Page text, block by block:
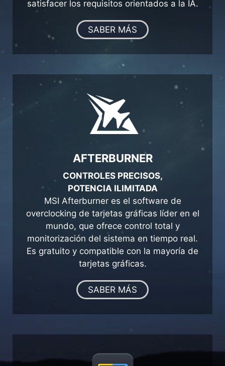
satisfacer los requisitos orientados a la IA.
SABER MÁS
AFTERBURNER
CONTROLES PRECISOS,
POTENCIA ILIMITADA
MSI Afterburner es el software de
overclocking de tarjetas gráficas líder en el
mundo, que ofrece control total y
monitorización del sistema en tiempo real.
Es gratuito y compatible con la mayoría de
tarjetas gráficas.
SABER MÁS